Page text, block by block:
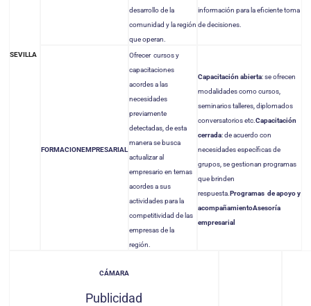
SEVILLA
desarrollo de la
comunidad y la región
que operan.
información para la eficiente toma
de decisiones.
FORMACIONEMPRESARIAL
Ofrecer cursos y
capacitaciones
acordes a las
necesidades
previamente
detectadas, de esta
manera se busca
actualizar al
empresario en temas
acordes a sus
actividades para la
competitividad de las
empresas de la
región.
Capacitación abierta: se ofrecen
modalidades como cursos,
seminarios talleres, diplomados
conversatorios etc. Capacitación
cerrada: de acuerdo con
necesidades específicas de
grupos, se gestionan programas
que brinden
respuesta. Programas de apoyo y
acompañamientoAsesoría
empresarial
CÁMARA
Publicidad